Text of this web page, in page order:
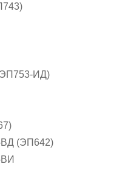
ИД)
(ЭП642)